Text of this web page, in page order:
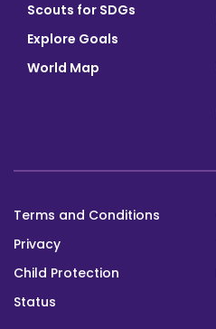
Scouts for SDGs
Explore Goals
World Map
Footer
bottom
Terms and Conditions
Privacy
Child Protection
Status